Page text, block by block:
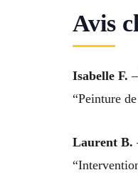
Avis
Isabelle F. –
“Peinture
Laurent B.